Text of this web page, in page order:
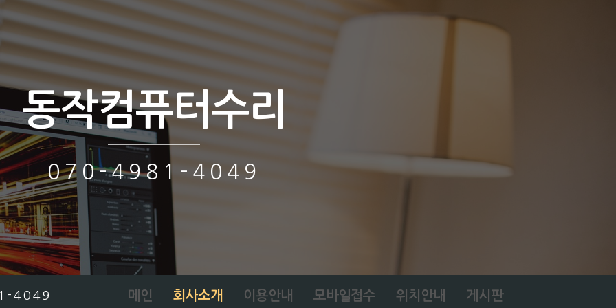
동작컴퓨터수리
070-4981-4049
4049 메인 회사소개 이용안내 모바일접수 위치안내 게시판